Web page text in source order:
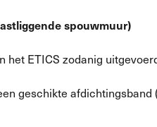
spouwmuur)
ETICS zodanig
geschikte